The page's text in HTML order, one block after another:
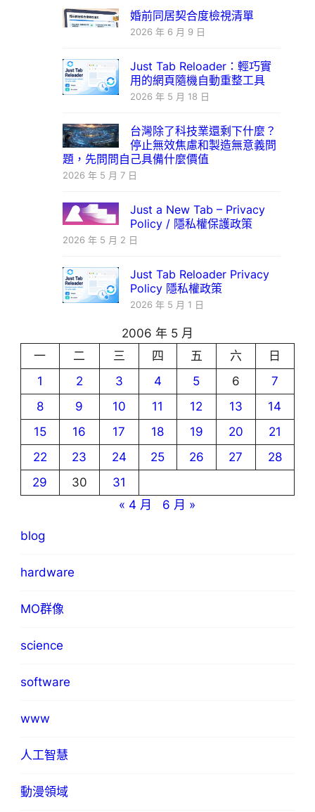
婚前同居契合度檢視清單
2026 年 6 月 9 日
Just Tab Reloader：輕巧實
用的網頁隨機自動重整工具
2026 年 5 月 18 日
台灣除了科技業還剩下什麼？
停止無效焦慮和製造無意義問
題，先問問自己具備什麼價值
2026 年 5 月 7 日
Just a New Tab – Privacy
Policy / 隱私權保護政策
2026 年 5 月 2 日
Just Tab Reloader Privacy
Policy 隱私權政策
2026 年 5 月 1 日
2006 年 5 月
一
二 三 四 五 六
日
1
2 3 4 5 6
7
8
9 10 11 12 13
14
15
16 17 18 19 20
21
22
23 24 25 26 27
28
29
30
31
« 4 月
6 月 »
blog
hardware
MO群像
science
software
www
人工智慧
動漫領域